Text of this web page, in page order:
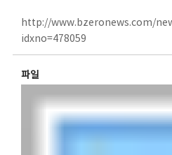
http://www.bzeronews.com/
idxno=478059
파일